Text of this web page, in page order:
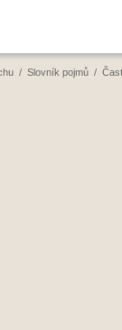
/ Slovník pojmů /